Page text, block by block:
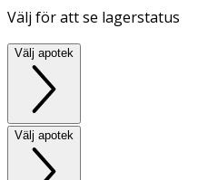
Välj för att se lagerstatus
Välj apotek
Välj apotek